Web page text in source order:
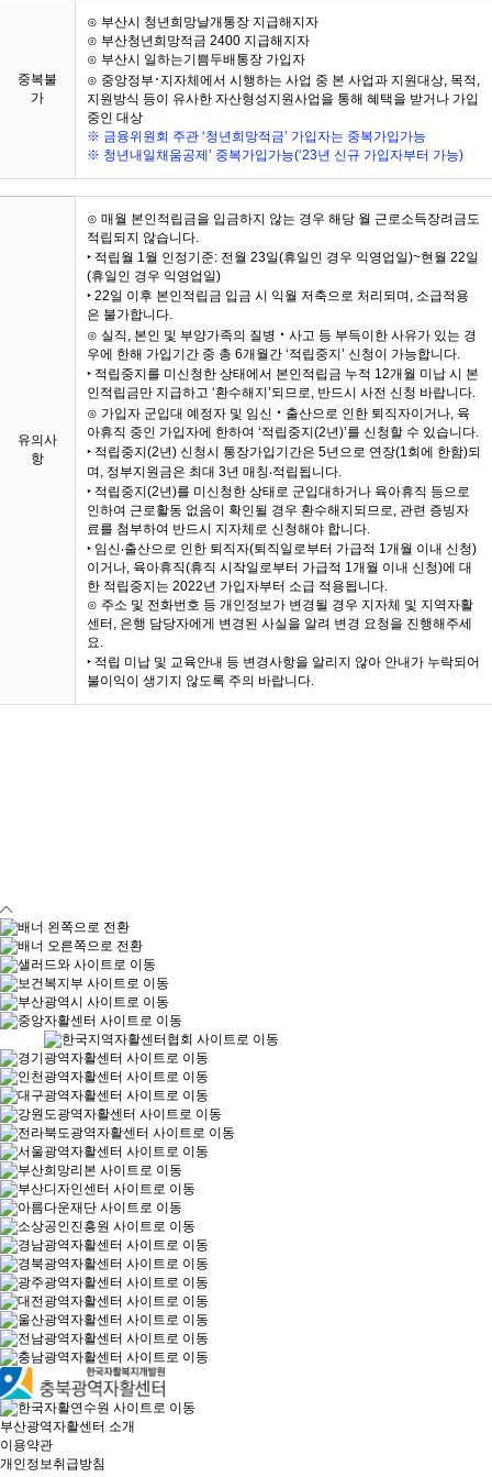
중복불
가
⊙ 부산시 청년희망날개통장 지급해지자
⊙ 부산청년희망적금 2400 지급해지자
⊙ 부산시 일하는기쁨두배통장 가입자
⊙ 중앙정부･지자체에서 시행하는 사업 중 본 사업과 지원대상, 목적,
지원방식 등이 유사한 자산형성지원사업을 통해 혜택을 받거나 가입
중인 대상
※ 금융위원회 주관 ‘청년희망적금’ 가입자는 중복가입가능
※ 청년내일채움공제’ 중복가입가능(‘23년 신규 가입자부터 가능)
유의사
항
⊙ 매월 본인적립금을 입금하지 않는 경우 해당 월 근로소득장려금도
적립되지 않습니다.
‣ 적립월 1월 인정기준: 전월 23일(휴일인 경우 익영업일)~현월 22일
(휴일인 경우 익영업일)
‣ 22일 이후 본인적립금 입금 시 익월 저축으로 처리되며, 소급적용
은 불가합니다.
⊙ 실직, 본인 및 부양가족의 질병‧사고 등 부득이한 사유가 있는 경
우에 한해 가입기간 중 총 6개월간 ‘적립중지’ 신청이 가능합니다.
‣ 적립중지를 미신청한 상태에서 본인적립금 누적 12개월 미납 시 본
인적립금만 지급하고 ‘환수해지’되므로, 반드시 사전 신청 바랍니다.
⊙ 가입자 군입대 예정자 및 임신‧출산으로 인한 퇴직자이거나, 육
아휴직 중인 가입자에 한하여 ‘적립중지(2년)’를 신청할 수 있습니다.
‣ 적립중지(2년) 신청시 통장가입기간은 5년으로 연장(1회에 한함)되
며, 정부지원금은 최대 3년 매칭‧적립됩니다.
‣ 적립중지(2년)를 미신청한 상태로 군입대하거나 육아휴직 등으로
인하여 근로활동 없음이 확인될 경우 환수해지되므로, 관련 증빙자
료를 첨부하여 반드시 지자체로 신청해야 합니다.
‣ 임신‧출산으로 인한 퇴직자(퇴직일로부터 가급적 1개월 이내 신청)
이거나, 육아휴직(휴직 시작일로부터 가급적 1개월 이내 신청)에 대
한 적립중지는 2022년 가입자부터 소급 적용됩니다.
⊙ 주소 및 전화번호 등 개인정보가 변경될 경우 지자체 및 지역자활
센터, 은행 담당자에게 변경된 사실을 알려 변경 요청을 진행해주세
요.
‣ 적립 미납 및 교육안내 등 변경사항을 알리지 않아 안내가 누락되어
불이익이 생기지 않도록 주의 바랍니다.
부산광역자활센터 소개
이용약관
개인정보취급방침